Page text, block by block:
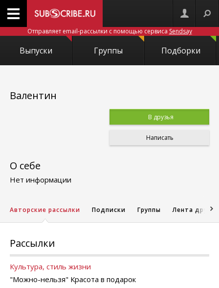
Отправляет email-рассылки с помощью сервиса Sendsay
Выпуски Группы Подборки
Валентин
В друзья
Написать
О себе
Нет информации
Авторские рассылки Подписки Группы Лента друзей
Рассылки
Культура, стиль жизни
"Можно-нельзя" Красота в подарок